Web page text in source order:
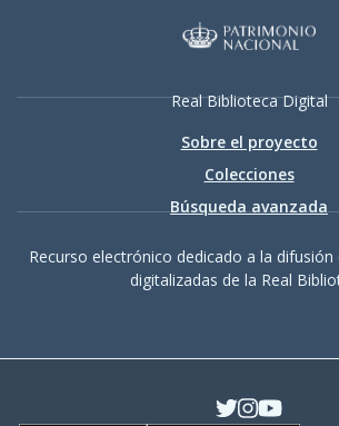
Real Biblioteca Digital
Sobre el proyecto
Colecciones
Búsqueda avanzada
Recurso electrónico dedicado a la difusión
digitalizadas de la Real